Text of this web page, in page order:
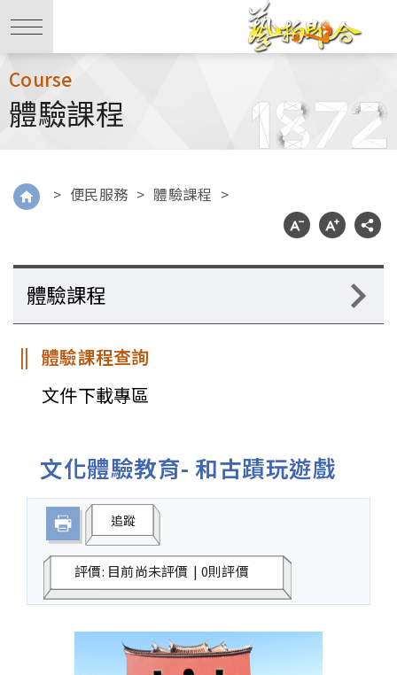
Course
體驗課程
> 便民服務 > 體驗課程 >
體驗課程
體驗課程查詢
文件下載專區
文化體驗教育- 和古蹟玩遊戲
追蹤
評價: 目前尚未評價 | 0則評價